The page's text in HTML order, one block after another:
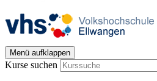
Menü aufklappen
Kurse suchen